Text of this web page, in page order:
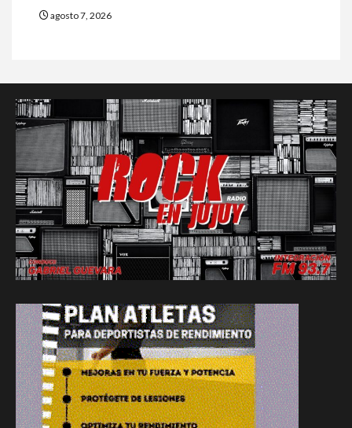
agosto 7, 2026